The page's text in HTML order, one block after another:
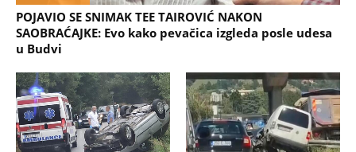
POJAVIO SE SNIMAK TEE TAIROVIĆ NAKON
SAOBRAĆAJKE: Evo kako pevačica izgleda posle udesa
u Budvi